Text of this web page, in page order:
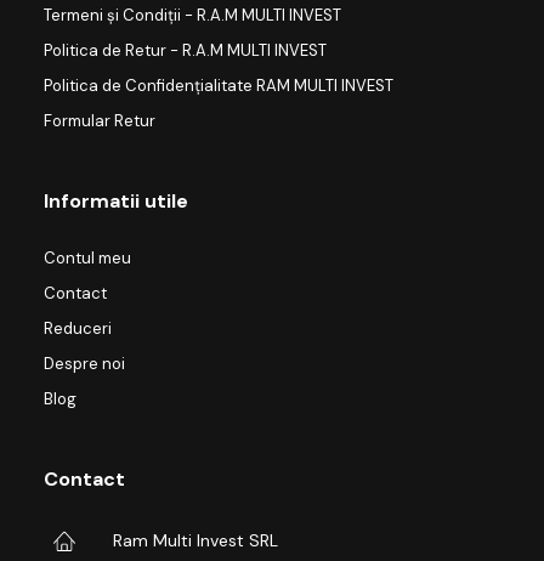
Termeni și Condiții - R.A.M MULTI INVEST
Politica de Retur - R.A.M MULTI INVEST
Politica de Confidențialitate RAM MULTI INVEST
Formular Retur
Informatii utile
Contul meu
Contact
Reduceri
Despre noi
Blog
Contact
Ram Multi Invest SRL